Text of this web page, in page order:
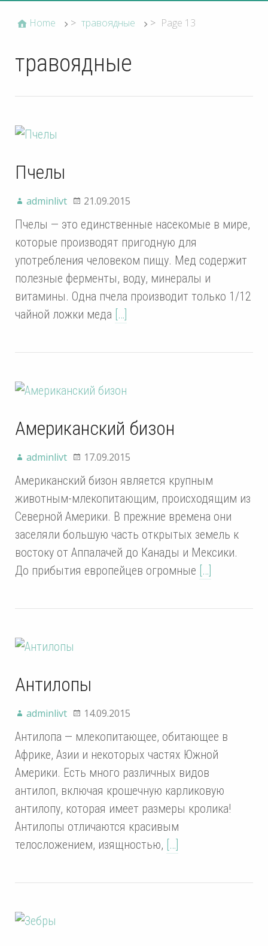
Home > травоядные > Page 13
травоядные
Пчелы
adminlivt 21.09.2015
Пчелы — это единственные насекомые в мире,
которые производят пригодную для
употребления человеком пищу. Мед содержит
полезные ферменты, воду, минералы и
витамины. Одна пчела производит только 1/12
чайной ложки меда […]
Американский бизон
adminlivt 17.09.2015
Американский бизон является крупным
животным-млекопитающим, происходящим из
Северной Америки. В прежние времена они
заселяли большую часть открытых земель к
востоку от Аппалачей до Канады и Мексики.
До прибытия европейцев огромные […]
Антилопы
adminlivt 14.09.2015
Антилопа — млекопитающее, обитающее в
Африке, Азии и некоторых частях Южной
Америки. Есть много различных видов
антилоп, включая крошечную карликовую
антилопу, которая имеет размеры кролика!
Антилопы отличаются красивым
телосложением, изящностью, […]